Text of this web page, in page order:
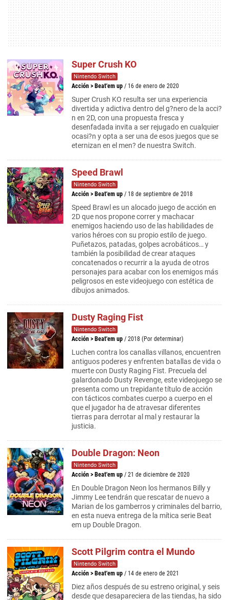
Super Crush KO
Nintendo Switch
Acción > Beat'em up / 16 de enero de 2020
Super Crush KO resulta ser una experiencia
divertida y adictiva dentro del g?nero de la acci?
n en 2D, con una propuesta fresca y
desenfadada invita a ser rejugado en cualquier
ocasi?n y opta a ser una de esos juegos que se
eternizan en el men? de nuestra Switch.
Speed Brawl
Nintendo Switch
Acción > Beat'em up / 18 de septiembre de 2018
Speed Brawl es un alocado juego de acción en
2D que nos propone correr y machacar
enemigos haciendo uso de las habilidades de
varios héroes con su propio estilo de juego.
Puñetazos, patadas, golpes acrobáticos… y
también la posibilidad de crear ataques
concatenados o recurrir a la ayuda de otros
personajes para acabar con los enemigos más
peligrosos en este videojuego con estética de
dibujos animados.
Dusty Raging Fist
Nintendo Switch
Acción > Beat'em up / 2018 (Por determinar)
Luchen contra los canallas villanos, encuentren
antiguos poderes y enfrenten batallas de vida o
muerte con Dusty Raging Fist. Precuela del
galardonado Dusty Revenge, este videojuego se
presenta como un trepidante título de acción
con tácticos combates cuerpo a cuerpo en el
que el jugador ha de atravesar diferentes
tierras para derrotar al mal y restaurar la
justicia.
Double Dragon: Neon
Nintendo Switch
Acción > Beat'em up / 21 de diciembre de 2020
En Double Dragon Neon los hermanos Billy y
Jimmy Lee tendrán que rescatar de nuevo a
Marian de los gamberros y criminales del barrio,
en esta nueva entrega de la mítica serie Beat
em up Double Dragon.
Scott Pilgrim contra el Mundo
Nintendo Switch
Acción > Beat'em up / 14 de enero de 2021
Diez años después de su estreno original, y seis
desde que desapareciera de las tiendas, ha sido